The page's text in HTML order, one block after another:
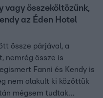
vagy összeköltözünk,
az Éden Hotel
össze párjával, a
nemrég össze is
Fanni és Kendy is
nem alakult ki közöttük
mégsem tudtak